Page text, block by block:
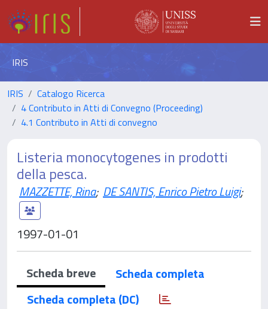
IRIS
IRIS
Catalogo Ricerca
4 Contributo in Atti di Convegno (Proceeding)
4.1 Contributo in Atti di convegno
Listeria monocytogenes in prodotti
della pesca.
MAZZETTE, Rina; DE SANTIS, Enrico Pietro Luigi;
1997-01-01
Scheda breve
Scheda completa
Scheda completa (DC)